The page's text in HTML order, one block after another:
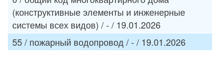
(конструктивные элементы и инженерные
системы всех видов) / - / 19.01.2026
55 / пожарный водопровод / - / 19.01.2026